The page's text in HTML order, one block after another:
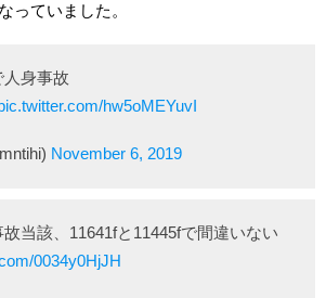
っていました。
身事故
hw5oMEYuvI
November 6, 2019
当該、11641fと11445fで間違いない
0034y0HjJH